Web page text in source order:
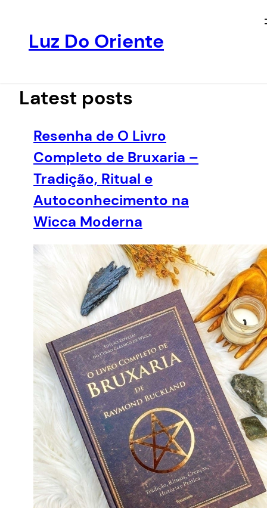
conteúdo
Luz Do Oriente
Latest posts
Resenha de O Livro
Completo de Bruxaria –
Tradição, Ritual e
Autoconhecimento na
Wicca Moderna